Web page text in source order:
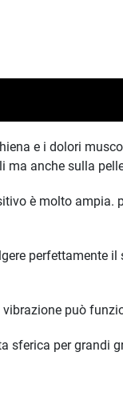
e i dolori
anche sulla
è molto ampia.
perfettamente
può
per grandi